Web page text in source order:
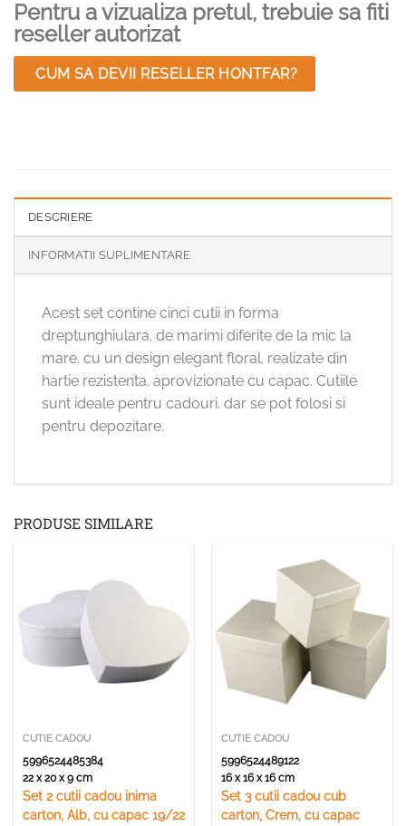
Pentru a vizualiza pretul, trebuie sa fiti
reseller autorizat
CUM SA DEVII RESELLER HONTFAR?
DESCRIERE
INFORMATII SUPLIMENTARE
Acest set contine cinci cutii in forma
dreptunghiulara. de marimi diferite de la mic la
mare. cu un design elegant floral. realizate din
hartie rezistenta. aprovizionate cu capac. Cutiile
sunt ideale pentru cadouri. dar se pot folosi si
pentru depozitare.
PRODUSE SIMILARE
CUTIE CADOU
5996524485384
22 x 20 x 9 cm
Set 2 cutii cadou inima
carton, Alb, cu capac 19/22
CUTIE CADOU
5996524489122
16 x 16 x 16 cm
Set 3 cutii cadou cub
carton, Crem, cu capac